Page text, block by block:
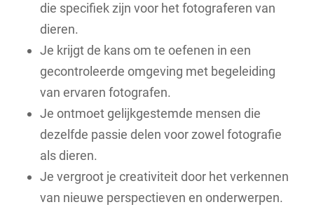
die specifiek zijn voor het fotograferen van
dieren.
Je krijgt de kans om te oefenen in een
gecontroleerde omgeving met begeleiding
van ervaren fotografen.
Je ontmoet gelijkgestemde mensen die
dezelfde passie delen voor zowel fotografie
als dieren.
Je vergroot je creativiteit door het verkennen
van nieuwe perspectieven en onderwerpen.